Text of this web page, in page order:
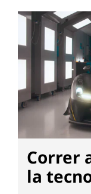
Correr
la